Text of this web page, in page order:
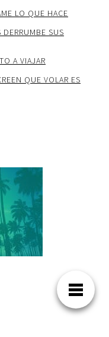
LO QUE HACE
SUS
A VIAJAR
QUE VOLAR ES